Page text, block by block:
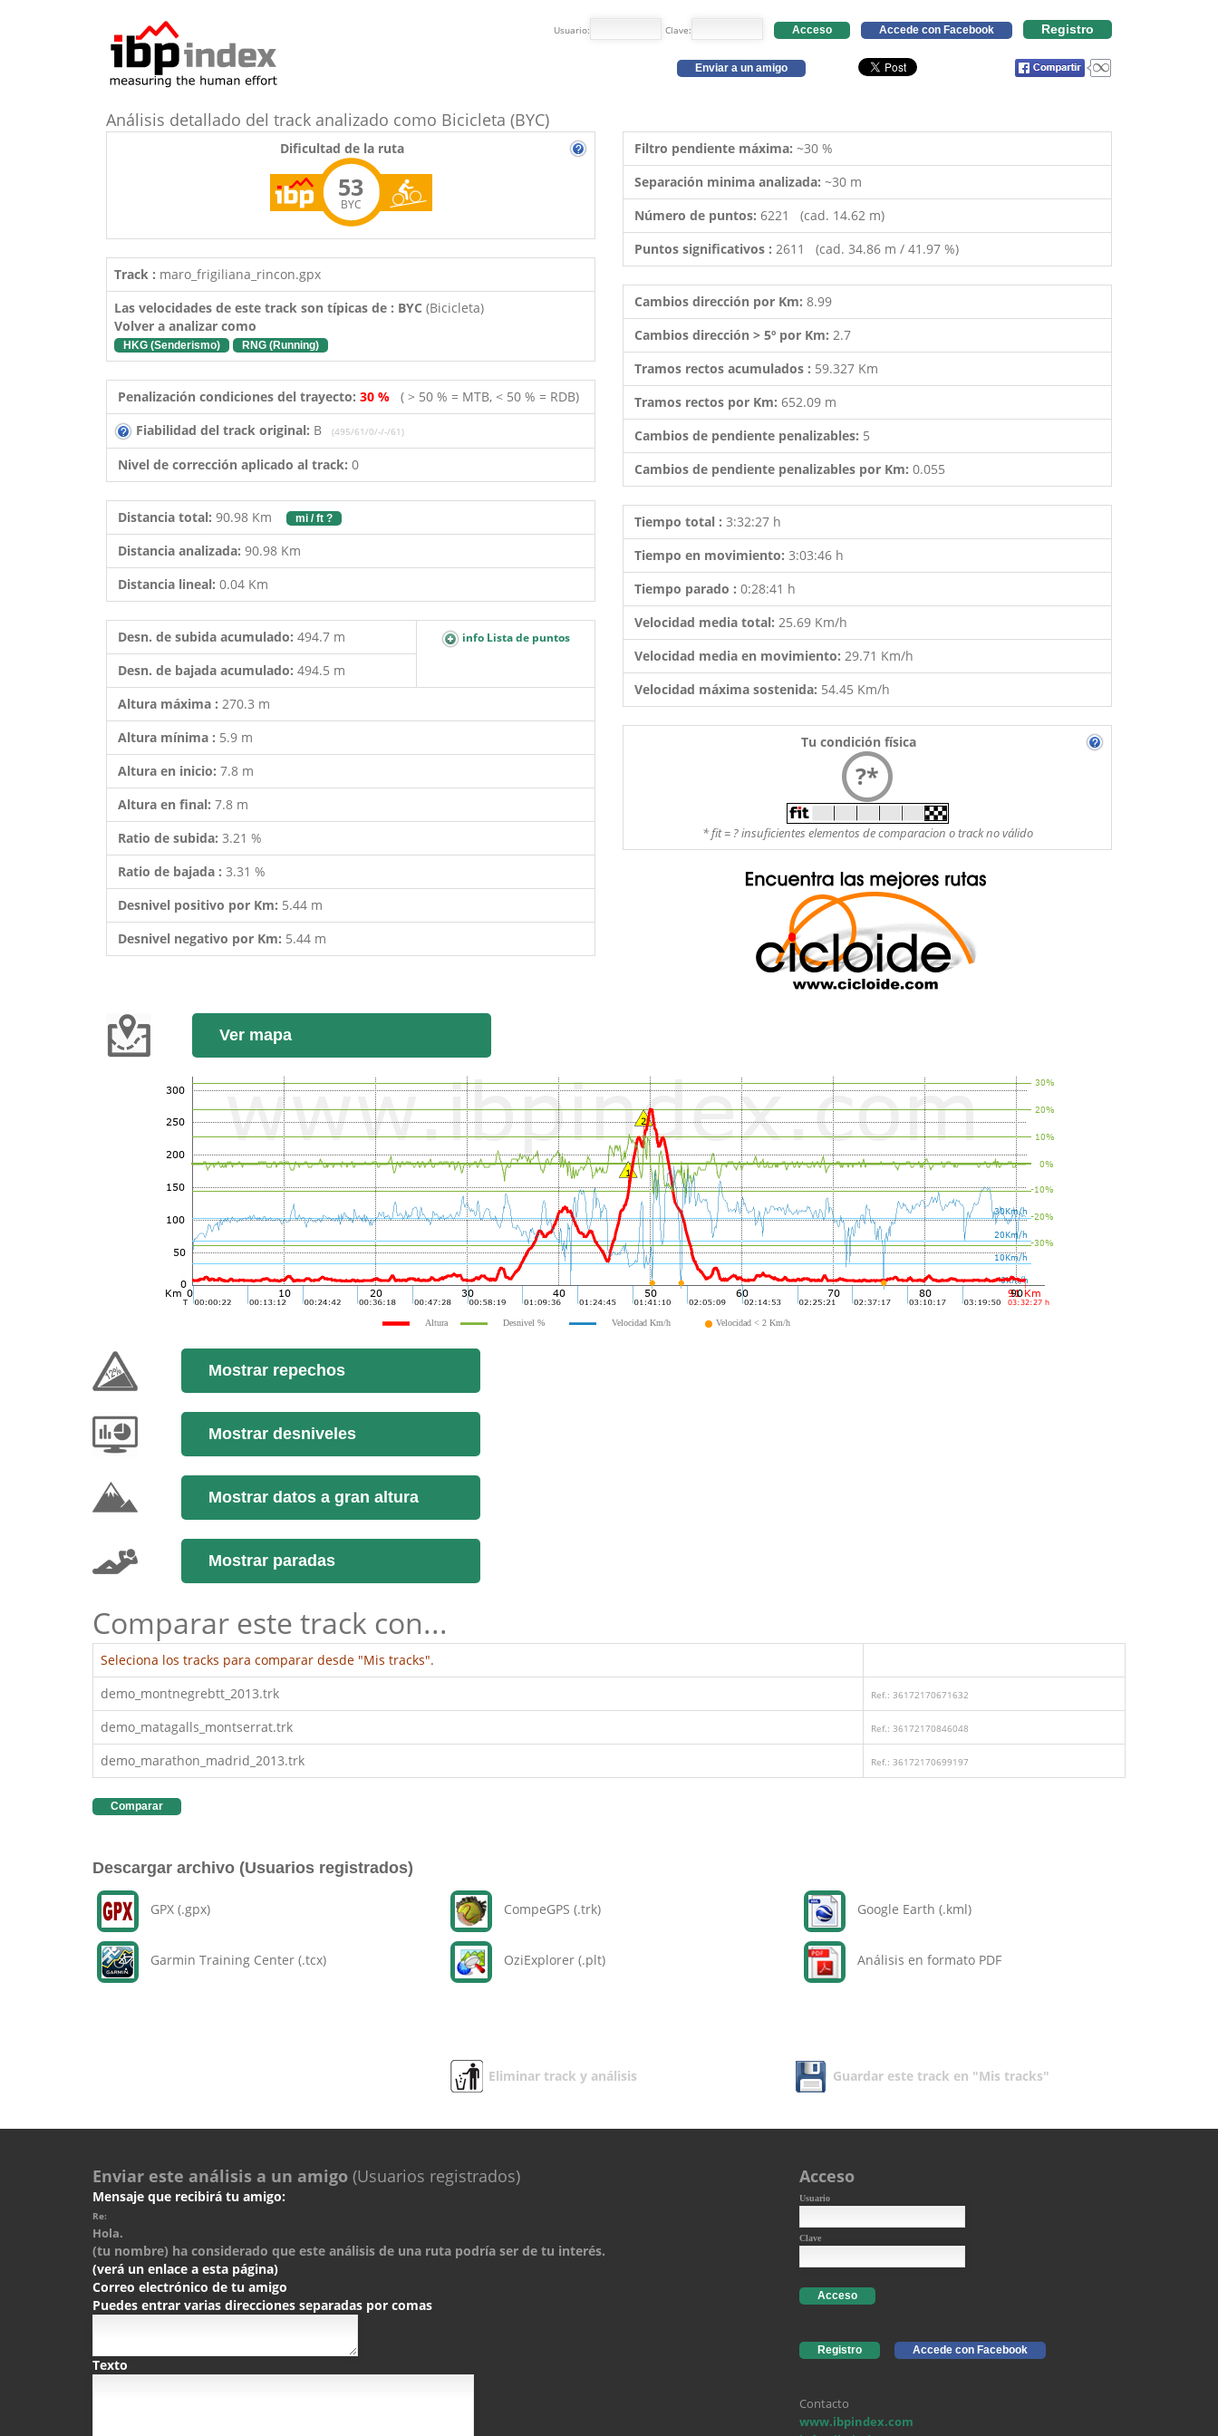
Usuario: Clave: Acceso Accede con Facebook Registro
Enviar a un amigo
Análisis detallado del track analizado como Bicicleta (BYC)
Dificultad de la ruta
53
BYC
Track : maro_frigiliana_rincon.gpx
Las velocidades de este track son típicas de : BYC (Bicicleta)
Volver a analizar como
HKG (Senderismo) RNG (Running)
Penalización condiciones del trayecto: 30 % ( > 50 % = MTB, < 50 % = RDB)
Fiabilidad del track original: B (495/61/0/-/-/61)
Nivel de corrección aplicado al track: 0
Distancia total: 90.98 Km mi / ft ?
Distancia analizada: 90.98 Km
Distancia lineal: 0.04 Km
Desn. de subida acumulado: 494.7 m info Lista de puntos
Desn. de bajada acumulado: 494.5 m
Altura máxima : 270.3 m
Altura mínima : 5.9 m
Altura en inicio: 7.8 m
Altura en final: 7.8 m
Ratio de subida: 3.21 %
Ratio de bajada : 3.31 %
Desnivel positivo por Km: 5.44 m
Desnivel negativo por Km: 5.44 m
Filtro pendiente máxima: ~30 %
Separación minima analizada: ~30 m
Número de puntos: 6221 (cad. 14.62 m)
Puntos significativos : 2611 (cad. 34.86 m / 41.97 %)
Cambios dirección por Km: 8.99
Cambios dirección > 5º por Km: 2.7
Tramos rectos acumulados : 59.327 Km
Tramos rectos por Km: 652.09 m
Cambios de pendiente penalizables: 5
Cambios de pendiente penalizables por Km: 0.055
Tiempo total : 3:32:27 h
Tiempo en movimiento: 3:03:46 h
Tiempo parado : 0:28:41 h
Velocidad media total: 25.69 Km/h
Velocidad media en movimiento: 29.71 Km/h
Velocidad máxima sostenida: 54.45 Km/h
Tu condición física
?*
* fit = ? insuficientes elementos de comparacion o track no válido
Ver mapa
Altura Desnivel % Velocidad Km/h Velocidad < 2 Km/h
Mostrar repechos
Mostrar desniveles
Mostrar datos a gran altura
Mostrar paradas
Comparar este track con...
Seleciona los tracks para comparar desde "Mis tracks".
demo_montnegrebtt_2013.trk
Ref.: 36172170671632
demo_matagalls_montserrat.trk Ref.: 36172170846048
demo_marathon_madrid_2013.trk Ref.: 36172170699197
Comparar
Descargar archivo (Usuarios registrados)
GPX (.gpx)
Garmin Training Center (.tcx)
CompeGPS (.trk)
OziExplorer (.plt)
Google Earth (.kml)
Análisis en formato PDF
Eliminar track y análisis Guardar este track en "Mis tracks"
Enviar este análisis a un amigo (Usuarios registrados)
Mensaje que recibirá tu amigo:
Re:
Hola.
(tu nombre) ha considerado que este análisis de una ruta podría ser de tu interés.
(verá un enlace a esta página)
Correo electrónico de tu amigo
Puedes entrar varias direcciones separadas por comas
Texto
Acceso
Usuario
Clave
Acceso
Registro Accede con Facebook
Contacto
www.ibpindex.com